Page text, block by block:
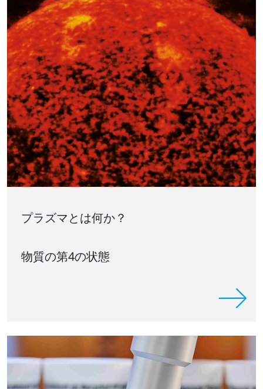
プラズマとは何か？
物質の第4の状態